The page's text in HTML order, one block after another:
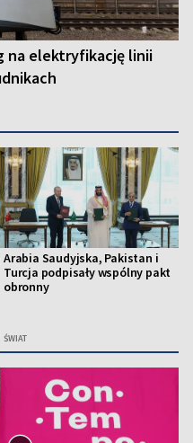
na elektryfikację linii
Arabia Saudyjska, Pakistan i
Turcja podpisały wspólny pakt
obronny
ŚWIAT